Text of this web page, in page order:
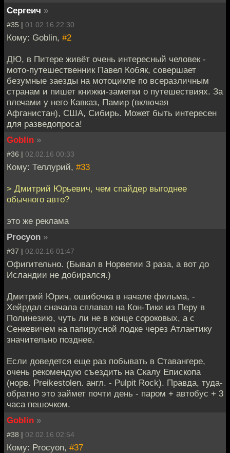
Сергеич »
#35 | 01.02.16 22:30
Кому: Goblin, #2
ДЮ, в Питере живёт очень интересный человек -
мото-путешественник Павел Кобяк, совершает
безумные заезды на мотоцикле по всеразличным
странам и пишет книжки-заметки о путешествиях. За
плечами у него Кавказ, Памир (включая
Афганистан), США, Сибирь. Может быть интересен
для разведопроса!
Goblin »
#36 | 02.02.16 00:33
Кому: Теллурий, #33
> Дмитрий Юрьевич, чем спайдер выгоднее
обычного авто?
это же реклама
Procyon »
#37 | 02.02.16 01:47
Офигительно. (Бывал в Норвегии 3 раза, а вот до
Исландии не добирался.)
Дмитрий Юрич, ошибочка в начале фильма, -
Хейрдал сначала сплавал на Кон-Тики из Перу в
Полинезию, чуть ли не в конце сороковых, а с
Сенкевичем на папирусной лодке через Атлантику
значительно позднее.
Если доведется еще раз побывать в Ставангере,
очень рекомендую съездить на Скалу Епископа
(норв. Preikestolen. англ. - Pulpit Rock). Правда, туда-
обратно это займет почти день - паром + автобус + 3
часа пешочком.
Goblin »
#38 | 02.02.16 02:54
Кому: Procyon, #37